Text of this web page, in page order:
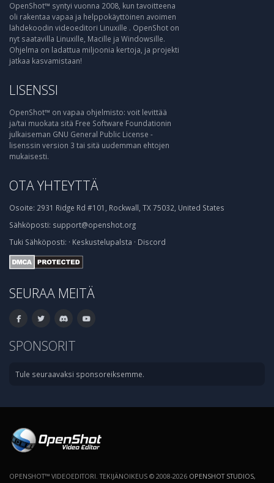
OpenShot™ syntyi vuonna 2008, kun tavoitteena
oli rakentaa vapaa ja helppokäyttöinen avoimen
lähdekoodin videoeditori Linuxille . OpenShot on
nyt saatavilla Linuxille, Macille ja Windowsille.
Ohjelma on ladattua miljoonia kertoja, ja projekti
jatkaa kasvamistaan!
LISENSSI
OpenShot™ on vapaa ohjelmisto: voit levittää
ja/tai muokata sitä Free Software Foundationin
julkaiseman GNU General Public License -
lisenssin version 3 tai sitä uudemman ehtojen
mukaisesti.
OTA YHTEYTTÄ
Osoite: 2931 Ridge Rd #101, Rockwall, TX 75032, United States
Sähköposti: support@openshot.org
Tuki Sähköposti: · Keskustelupalsta · Discord
SEURAA MEITÄ
SPONSORIT
Tule seuraavaksi sponsoreiksemme.
OPENSHOT™ VIDEOEDITORI. TEKIJÄNOIKEUS © 2008-2026 OPENSHOT STUDIOS,